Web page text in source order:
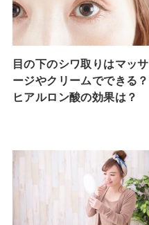
目の下のシワ取りはマッサ
ージやクリームでできる？
ヒアルロン酸の効果は？